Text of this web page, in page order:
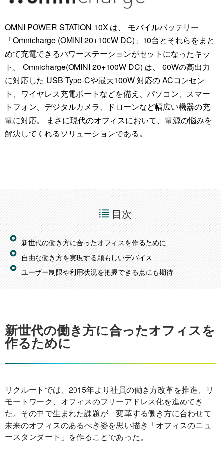
OMNI POWER STATION 10X は、 モバイルバッテリー
「Omnicharge (OMINI 20+100W DC)」10台とそれらをまと
めて充電できるパワーステーションがセットになったキッ
ト。 Omnicharge(OMINI 20+100W DC) は、 60Wの高出力
に対応した USB Type-Cや最大100W 対応の ACコンセン
ト、ワイヤレス充電ポートなどを備え、パソコン、スマー
トフォン、デジタルカメラ、ドローンなど幅広い機器の充
電に対応。 まさに現代のオフィスにおいて、電源の悩みを
解決してくれるソリューションである。
目次
新世代の働き方に合ったオフィスを作るために
自由な働き方を実現する頼もしいデバイス
ユーザー制限や利用状況を把握できる点にも期待
新世代の働き方に合ったオフィスを
作るために
リクルートでは、2015年より社員の働き方改革を推進、リ
モートワーク、オフィスのフリーアドレス化を進めてき
た。その中で生まれた課題が、変革する働き方に合わせて
未来のオフィスのあるべき姿を思い描き「オフィスのニュ
ースタンダード」を作ることであった。